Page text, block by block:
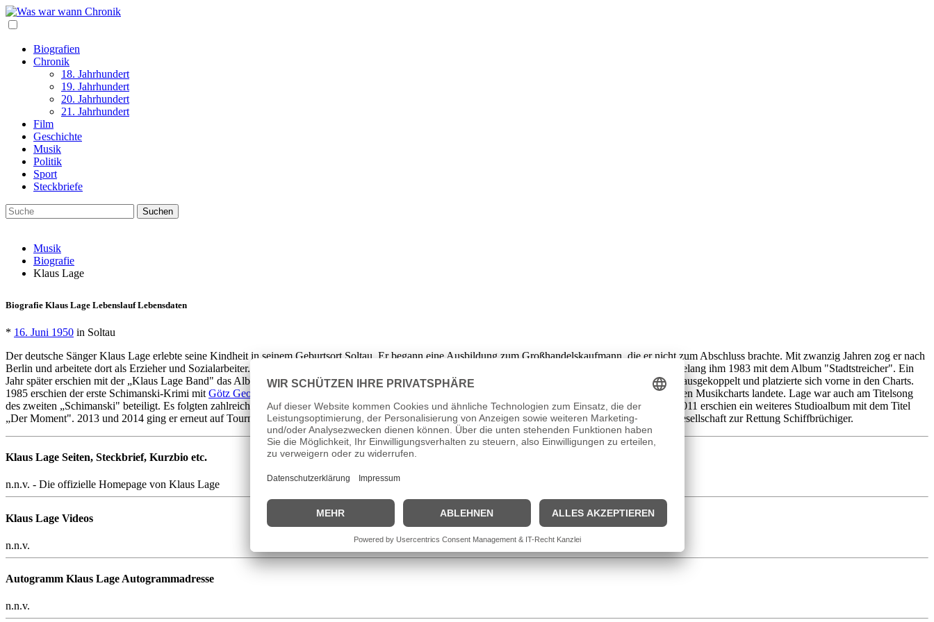
Biografien
Chronik
18. Jahrhundert
19. Jahrhundert
20. Jahrhundert
21. Jahrhundert
Film
Geschichte
Musik
Politik
Sport
Steckbriefe
Musik
Biografie
Klaus Lage
Biografie Klaus Lage Lebenslauf Lebensdaten
* 16. Juni 1950 in Soltau
Der deutsche Sänger Klaus Lage erlebte seine Kindheit in seinem Geburtsort Soltau. Er begann eine Ausbildung zum Großhandelskaufmann, die er nicht zum Abschluss brachte. Mit zwanzig Jahren zog er nach
Berlin und arbeitete dort als Erzieher und Sozialarbeiter. In den 1970er Jahren trat er erstmals mit einer Rock-Formation in Erscheinung. Der Durchbruch gelang ihm 1983 mit dem Album "Stadtstreicher". Ein
Jahr später erschien mit der „Klaus Lage Band" das Album „Schweißperlen“, der den Song „1000 und 1 Nacht“ beinhaltete. Dieser Titel wurde als Single ausgekoppelt und platzierte sich vorne in den Charts.
1985 erschien der erste Schimanski-Krimi mit Götz George
in der Hauptrolle, zu dem Lage den Titelsong „Faust auf Faust“ beisteuerte welcher erneut in den Musikcharts landete. Lage war auch am Titelsong
des zweiten „Schimanski" beteiligt. Es folgten zahlreiche Touren mit wechselnder Musikern. Ab 2010 trat Klaus Lage überwiegend als Solokünstler auf. 2011 erschien ein weiteres Studioalbum mit dem Titel
„Der Moment". 2013 und 2014 ging er erneut auf Tournee. Lage lebt seit 2008 in Bremen und ist seit 2014 ehrenamtlicher Botschafter für die Deutsche Gesellschaft zur Rettung Schiffbrüchiger.
Klaus Lage Seiten, Steckbrief, Kurzbio etc.
n.n.v. - Die offizielle Homepage von Klaus Lage
Klaus Lage Videos
n.n.v.
Autogramm Klaus Lage Autogrammadresse
n.n.v.